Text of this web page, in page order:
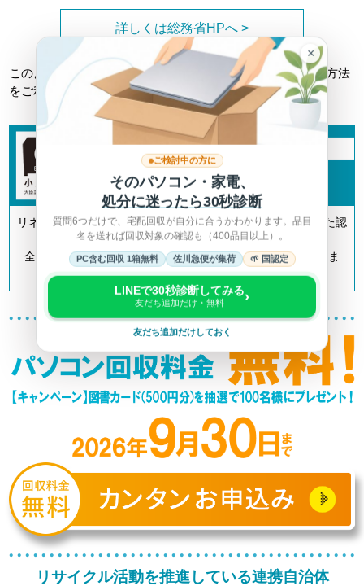
詳しくは総務省HPへ >
このようなトラブルに巻き込まれない為にも、正しい回収方法
をご利用ください。
リネットジャパンは「小型家電リサイクル法」の認定を受けた認
定事業者です。
全国700以上の自治体とも連携してリサイクルを推進していま
す。
リサイクル活動を推進している連携自治体
×
ご検討中の方に
そのパソコン・家電、
処分に迷ったら30秒診断
質問6つだけで、宅配回収が自分に合うかわかります。品目
名を送れば回収対象の確認も（400品目以上）。
PC含む回収 1箱無料 佐川急便が集荷 🌱 国認定
LINEで30秒診断してみる
友だち追加だけ・無料 ›
友だち追加だけしておく